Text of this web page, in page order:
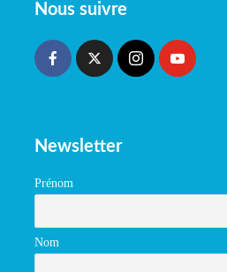
Nous suivre
Newsletter
Prénom
Nom